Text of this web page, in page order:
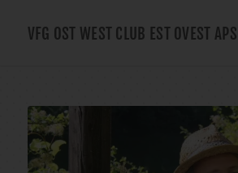
VFG OST WEST CLUB EST OVEST APS